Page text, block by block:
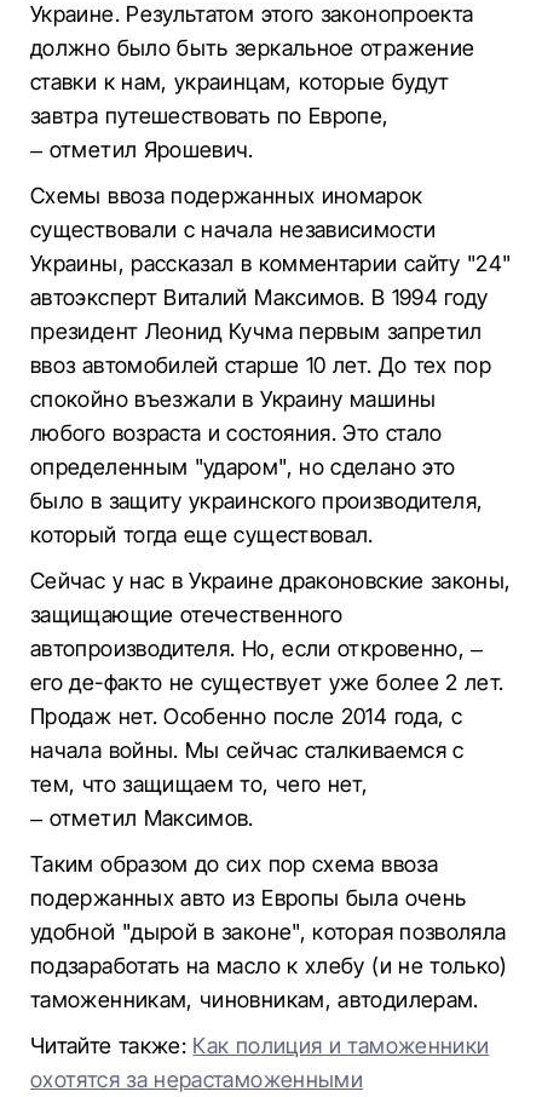
Украине. Результатом этого законопроекта
должно было быть зеркальное отражение
ставки к нам, украинцам, которые будут
завтра путешествовать по Европе,
– отметил Ярошевич.
Схемы ввоза подержанных иномарок
существовали с начала независимости
Украины, рассказал в комментарии сайту "24"
автоэксперт Виталий Максимов. В 1994 году
президент Леонид Кучма первым запретил
ввоз автомобилей старше 10 лет. До тех пор
спокойно въезжали в Украину машины
любого возраста и состояния. Это стало
определенным "ударом", но сделано это
было в защиту украинского производителя,
который тогда еще существовал.
Сейчас у нас в Украине драконовские законы,
защищающие отечественного
автопроизводителя. Но, если откровенно, –
его де-факто не существует уже более 2 лет.
Продаж нет. Особенно после 2014 года, с
начала войны. Мы сейчас сталкиваемся с
тем, что защищаем то, чего нет,
– отметил Максимов.
Таким образом до сих пор схема ввоза
подержанных авто из Европы была очень
удобной "дырой в законе", которая позволяла
подзаработать на масло к хлебу (и не только)
таможенникам, чиновникам, автодилерам.
Читайте также: Как полиция и таможенники
охотятся за нерастаможенными